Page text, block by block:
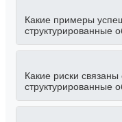
Какие примеры
структурированные
Какие риски
структурированные